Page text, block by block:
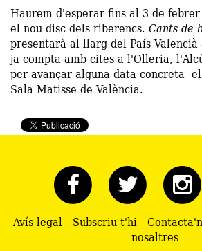
Haurem d'esperar fins al 3 de
el nou disc dels riberencs. Cants de
presentarà al llarg del País
ja compta amb cites a l'Olleria,
per avançar alguna data concreta-
Sala Matisse de València.
Avís legal- Subscriu-t'hi-
nosaltres